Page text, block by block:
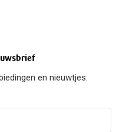
en nieuwtjes.